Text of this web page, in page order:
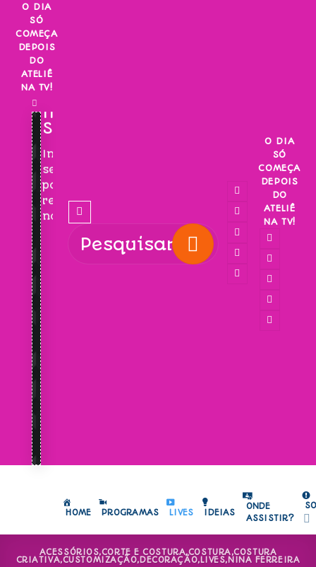
Skip
content
O DIA
SÓ
COMEÇA
DEPOIS
DO
ATELIÊ
NA TV!
INSCREVA-
SE!
Inscreva-
se
para
receber
novidades!
O DIA
SÓ
COMEÇA
DEPOIS
DO
ATELIÊ
NA TV!
HOME PROGRAMAS LIVES IDEIAS
ONDE
ASSISTIR?
ACESSÓRIOS,CORTE E COSTURA,COSTURA,COSTURA
CRIATIVA,CUSTOMIZAÇÃO,DECORAÇÃO, LIVES,NINA FERREIRA